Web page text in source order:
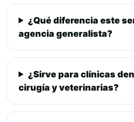
¿Qué diferencia este
agencia generalista?
¿Sirve para clínicas
cirugía y veterinarias?